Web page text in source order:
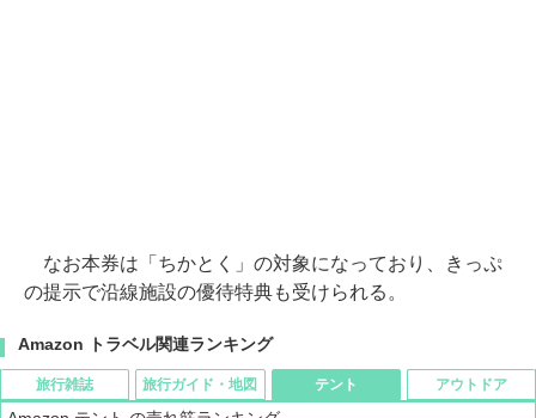
なお本券は「ちかとく」の対象になっており、きっぷ
の提示で沿線施設の優待特典も受けられる。
Amazon トラベル関連ランキング
旅行雑誌 旅行ガイド・地図 テント アウトドア